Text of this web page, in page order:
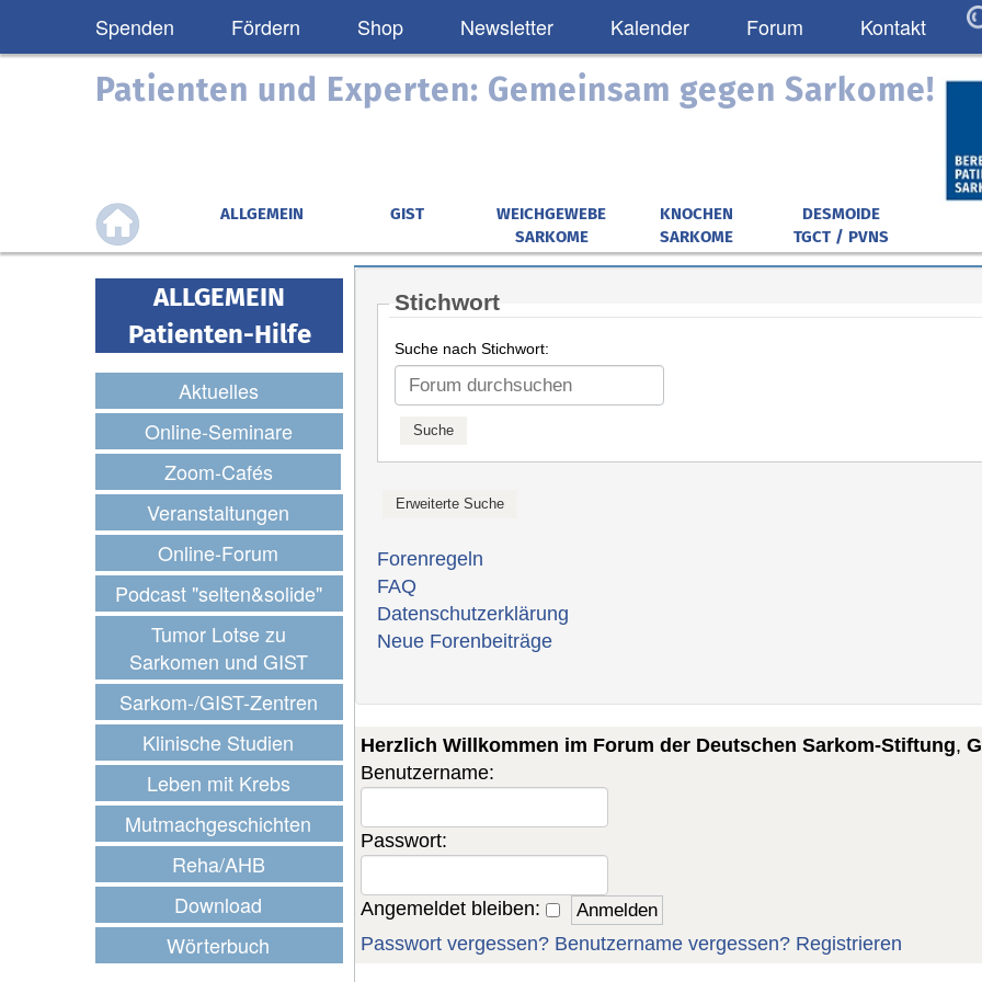
Spenden Fördern Shop Newsletter Kalender Forum Kontakt
Patienten und Experten: Gemeinsam gegen Sarkome!
ALLGEMEIN GIST
WEICHGEWEBE
SARKOME
KNOCHEN
SARKOME
DESMOIDE
TGCT / PVNS
ALLGEMEIN
Patienten-Hilfe
Aktuelles
Online-Seminare
Zoom-Cafés
Veranstaltungen
Online-Forum
Podcast "selten&solide"
Tumor Lotse zu
Sarkomen und GIST
Sarkom-/GIST-Zentren
Klinische Studien
Leben mit Krebs
Mutmachgeschichten
Reha/AHB
Download
Wörterbuch
Stichwort
Suche nach Stichwort:
Forenregeln
FAQ
Datenschutzerklärung
Neue Forenbeiträge
Herzlich Willkommen im Forum der Deutschen Sarkom-Stiftung,
Benutzername:
Passwort:
Angemeldet bleiben:
Passwort vergessen? Benutzername vergessen? Registrieren